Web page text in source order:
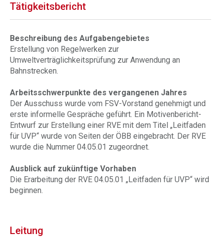
Tätigkeitsbericht
Beschreibung des Aufgabengebietes
Erstellung von Regelwerken zur
Umweltverträglichkeitsprüfung zur Anwendung an
Bahnstrecken.
Arbeitsschwerpunkte des vergangenen Jahres
Der Ausschuss wurde vom FSV-Vorstand genehmigt und
erste informelle Gespräche geführt. Ein Motivenbericht-
Entwurf zur Erstellung einer RVE mit dem Titel „Leitfaden
für UVP“ wurde von Seiten der ÖBB eingebracht. Der RVE
wurde die Nummer 04.05.01 zugeordnet.
Ausblick auf zukünftige Vorhaben
Die Erarbeitung der RVE 04.05.01 „Leitfaden für UVP“ wird
beginnen.
Leitung